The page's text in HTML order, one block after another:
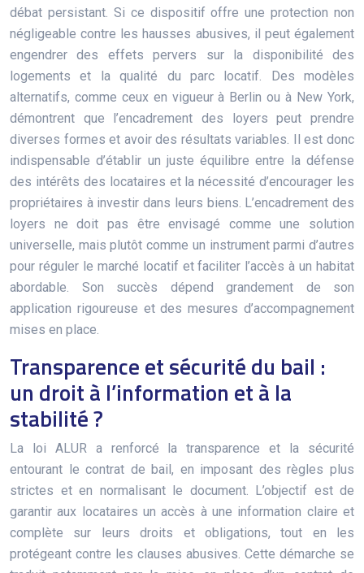
débat persistant. Si ce dispositif offre une protection non
négligeable contre les hausses abusives, il peut également
engendrer des effets pervers sur la disponibilité des
logements et la qualité du parc locatif. Des modèles
alternatifs, comme ceux en vigueur à Berlin ou à New York,
démontrent que l’encadrement des loyers peut prendre
diverses formes et avoir des résultats variables. Il est donc
indispensable d’établir un juste équilibre entre la défense
des intérêts des locataires et la nécessité d’encourager les
propriétaires à investir dans leurs biens. L’encadrement des
loyers ne doit pas être envisagé comme une solution
universelle, mais plutôt comme un instrument parmi d’autres
pour réguler le marché locatif et faciliter l’accès à un habitat
abordable. Son succès dépend grandement de son
application rigoureuse et des mesures d’accompagnement
mises en place.
Transparence et sécurité du bail :
un droit à l’information et à la
stabilité ?
La loi ALUR a renforcé la transparence et la sécurité
entourant le contrat de bail, en imposant des règles plus
strictes et en normalisant le document. L’objectif est de
garantir aux locataires un accès à une information claire et
complète sur leurs droits et obligations, tout en les
protégeant contre les clauses abusives. Cette démarche se